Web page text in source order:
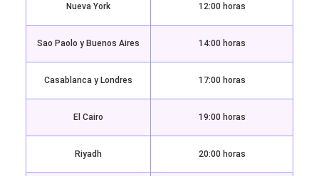
Nueva York 12:00 horas
Sao Paolo y Buenos Aires 14:00 horas
Casablanca y Londres 17:00 horas
El Cairo 19:00 horas
Riyadh 20:00 horas